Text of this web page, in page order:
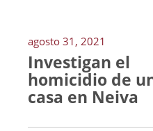
agosto 31, 2021
Investigan el
homicidio de
casa en Neiva